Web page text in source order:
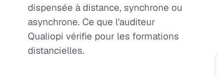
dispensée à distance, synchrone ou
asynchrone. Ce que l'auditeur
Qualiopi vérifie pour les formations
distancielles.